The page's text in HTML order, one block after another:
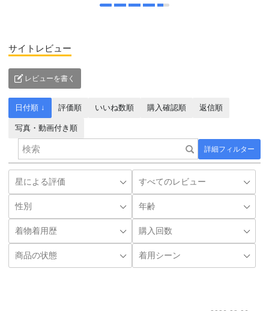
サイトレビュー
レビューを書く
詳細フィルター
日付順 ↓ 評価順 いいね数順 購入確認順 返信順
写真・動画付き順